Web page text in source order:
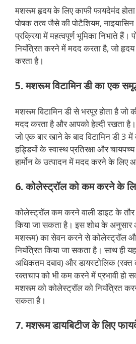
मशरूम हृदय के लिए काफी फायदेमंद
पोषक तत्व जैसे की पोटैशियम,
प्रक्रिया में महत्वपूर्ण भूमिका निभाते हैं।
नियंत्रित करने में मदद करता है, जो
करता है।
5. मशरूम विटामिन डी का एक
मशरूम विटामिन डी से भरपूर होता है जो
मदद करता है और आपको हेल्दी रखता है।
जो एक बार खाने के बाद विटामिन डी 3
हड्डियों के स्वास्थ प्रतिरक्षा और
हार्मोन के उत्पादन में मदद करने के लिए
6. कोलेस्ट्रॉल को कम करने के
कोलेस्ट्रॉल कम करने वाली डाइट के
किया जा सकता है। इस शोध के
मशरूम) का सेवन करने से कोलेस्ट्रॉल और
नियंत्रित किया जा सकता है। साथ ही
अधिकतम दबाव) और डायस्टोलिक (रक्त
रक्तचाप को भी कम करने में प्रभावी हो
मशरूम को कोलेस्ट्रॉल को नियंत्रित
सकता है।
7. मशरूम डायबिटीज के लिए